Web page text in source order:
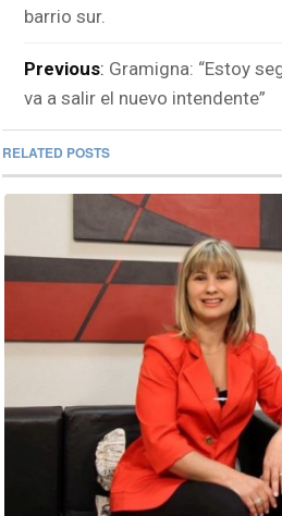
barrio sur.
Previous: Gramigna: “Estoy
va a salir el nuevo intendente”
RELATED POSTS